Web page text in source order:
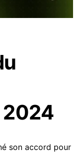
2024
son accord pour